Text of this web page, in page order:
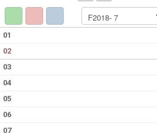
BILDGALLERI
DOKUMENT
KONTAKT
01
02
03
04
05
06
07